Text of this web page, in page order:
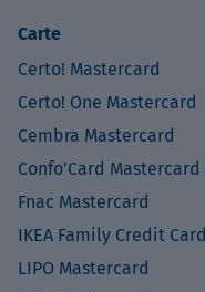
Carte
Certo! Mastercard
Certo! One Mastercard
Cembra Mastercard
Confo’Card Mastercard
Fnac Mastercard
IKEA Family Credit Card
LIPO Mastercard